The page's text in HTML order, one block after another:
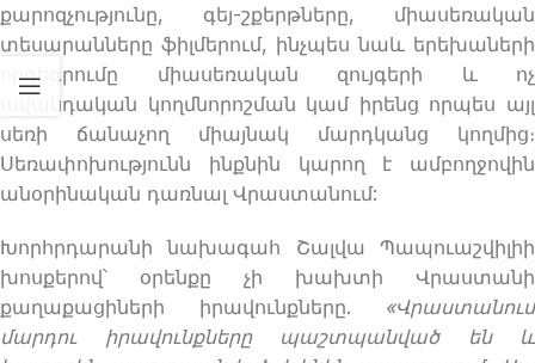
քարոզչությունը, գեյ-շքերթները, միասեռական
տեսարանները ֆիլմերում, ինչպես նաև երեխաների
որդեգրումը միասեռական զույգերի և ոչ
ավանդական կողմնորոշման կամ իրենց որպես այլ
սեռի ճանաչող միայնակ մարդկանց կողմից։
Սեռափոխությունն ինքնին կարող է ամբողջովին
անօրինական դառնալ Վրաստանում:
Խորհրդարանի նախագահ Շալվա Պապուաշվիլիի
խոսքերով՝ օրենքը չի խախտի Վրաստանի
քաղաքացիների իրավունքները. «Վրաստանում
մարդու իրավունքները պաշտպանված են և